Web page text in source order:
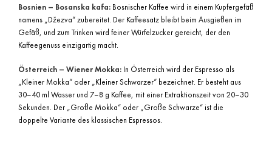
Bosnien – Bosanska kafa: Bosnischer Kaffee wird in einem Kupfergefäß
namens „Džezva“ zubereitet. Der Kaffeesatz bleibt beim Ausgießen im
Gefäß, und zum Trinken wird feiner Würfelzucker gereicht, der den
Kaffeegenuss einzigartig macht.
Österreich – Wiener Mokka: In Österreich wird der Espresso als
„Kleiner Mokka“ oder „Kleiner Schwarzer“ bezeichnet. Er besteht aus
30–40 ml Wasser und 7–8 g Kaffee, mit einer Extraktionszeit von 20–30
Sekunden. Der „Große Mokka“ oder „Große Schwarze“ ist die
doppelte Variante des klassischen Espressos.